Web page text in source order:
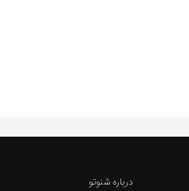
درباره شنوتو